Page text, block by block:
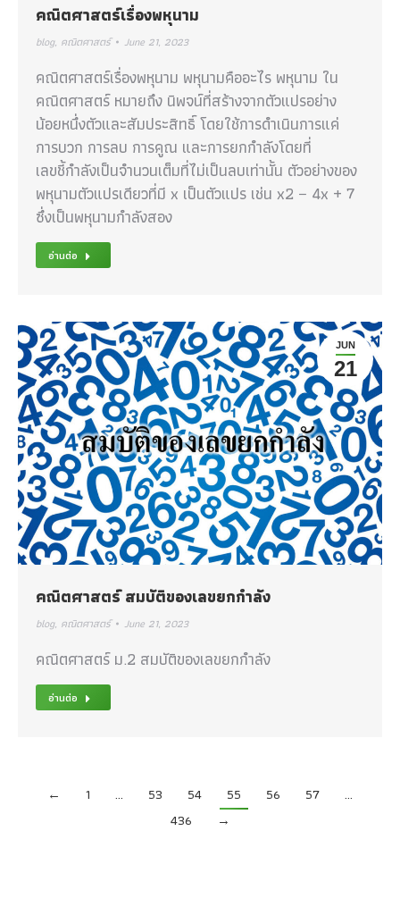
คณิตศาสตร์เรื่องพหุนาม
blog, คณิตศาสตร์ June 21, 2023
คณิตศาสตร์เรื่องพหุนาม พหุนามคืออะไร พหุนาม ใน
คณิตศาสตร์ หมายถึง นิพจน์ที่สร้างจากตัวแปรอย่าง
น้อยหนึ่งตัวและสัมประสิทธิ์ โดยใช้การดำเนินการแค่
การบวก การลบ การคูณ และการยกกำลังโดยที่
เลขชี้กำลังเป็นจำนวนเต็มที่ไม่เป็นลบเท่านั้น ตัวอย่างของ
พหุนามตัวแปรเดียวที่มี x เป็นตัวแปร เช่น x2 − 4x + 7
ซึ่งเป็นพหุนามกำลังสอง
อ่านต่อ
JUN
21
คณิตศาสตร์ สมบัติของเลขยกกำลัง
blog, คณิตศาสตร์ June 21, 2023
คณิตศาสตร์ ม.2 สมบัติของเลขยกกำลัง
อ่านต่อ
← 1 … 53 54 55 56 57
…
436
→